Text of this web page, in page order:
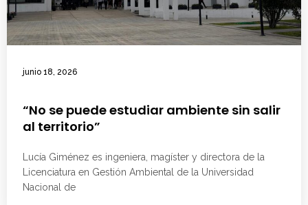
junio 18, 2026
“No se puede estudiar ambiente sin salir
al territorio”
Lucía Giménez es ingeniera, magíster y directora de la
Licenciatura en Gestión Ambiental de la Universidad
Nacional de